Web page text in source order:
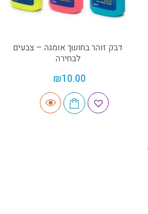
דבק זוהר בחושך אומגה – צבעים
לבחירה
₪10.00